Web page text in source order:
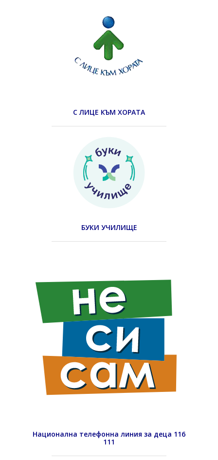
С ЛИЦЕ КЪМ ХОРАТА
БУКИ УЧИЛИЩЕ
Национална телефонна линия за деца 116
111